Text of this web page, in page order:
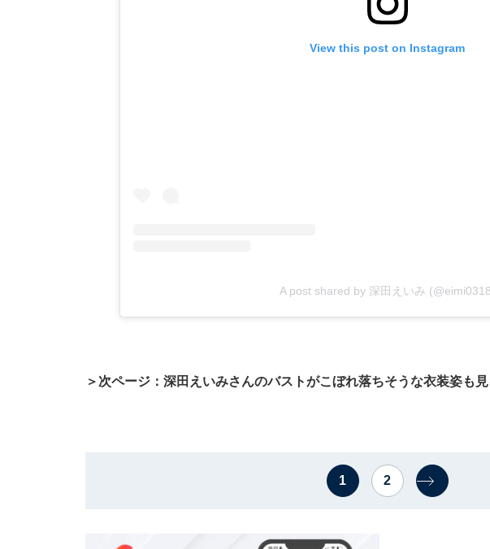
View this post on Instagram
A post shared by 深田えいみ
＞次ページ：深田えいみさんのバストがこぼれ落ちそうな衣装姿も見
1 2